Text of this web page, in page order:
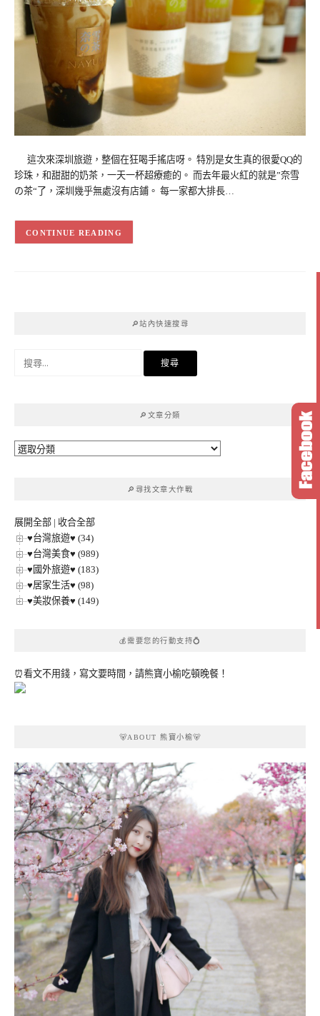
這次來深圳旅遊，整個在狂喝手搖店呀。 特別是女生真的很愛QQ的
珍珠，和甜甜的奶茶，一天一杯超療癒的。 而去年最火紅的就是”奈雪
の茶“了，深圳幾乎無處沒有店鋪。 每一家都大排長…
CONTINUE READING
🔎站內快速搜尋
🔎文章分類
🔎
🔎尋找文章大作戰
展開全部 | 收合全部
♥台灣旅遊♥ (34)
♥台灣美食♥ (989)
♥國外旅遊♥ (183)
♥居家生活♥ (98)
♥美妝保養♥ (149)
💰需要您的行動支持💍
⏰看文不用錢，寫文要時間，請熊寶小榆吃頓晚餐！
🐻ABOUT 熊寶小榆🐻